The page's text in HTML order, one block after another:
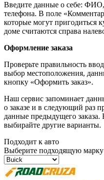
Введите данные о себе: ФИО,
телефона. В поле
которые могут пригодиться
доме считаются справа
Оформление заказа
Проверьте правильность
выбор местоположения,
кнопку «Оформить заказ».
Наш сервис запоминает
о заказе и в следующий раз
данные предыдущего заказа.
выбирайте другие варианты.
Подходит к авто
Выберите подходящую марку